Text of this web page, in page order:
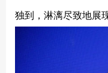
独到，淋漓尽致地展